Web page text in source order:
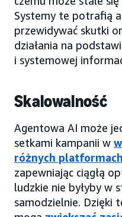
Systemy te potrafią
przewidywać skutki
działania na
i systemowej
Skalowalność
Agentowa AI może
setkami kampanii w
różnych
zapewniając ciągłą
ludzkie nie byłyby w
samodzielnie. Dzięki